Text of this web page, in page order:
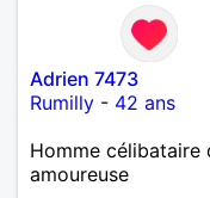
Adrien 7473
Rumilly - 42 ans
Homme célibataire
amoureuse